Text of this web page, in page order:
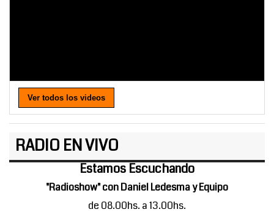
Ver todos los videos
RADIO EN VIVO
Estamos Escuchando
"Radioshow" con Daniel Ledesma y Equipo
de 08.00hs. a 13.00hs.